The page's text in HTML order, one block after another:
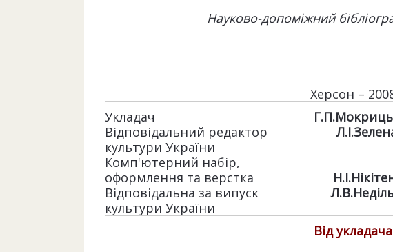
Науково-допоміжний
Херсон –
Укладач
Відповідальний редактор
культури України
Комп'ютерний набір,
оформлення та верстка
Відповідальна за випуск
культури України
Від укладача